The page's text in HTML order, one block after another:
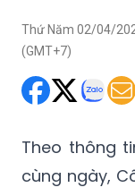
bảo vệ an ninh,
Thứ Năm 02/04/